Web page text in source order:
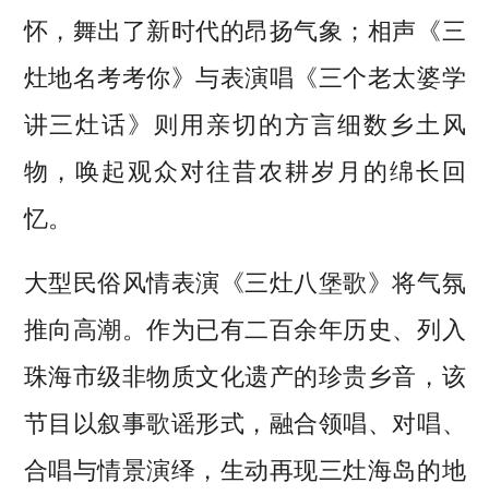
怀，舞出了新时代的昂扬气象；相声《三
灶地名考考你》与表演唱《三个老太婆学
讲三灶话》则用亲切的方言细数乡土风
物，唤起观众对往昔农耕岁月的绵长回
忆。
大型民俗风情表演《三灶八堡歌》将气氛
推向高潮。作为已有二百余年历史、列入
珠海市级非物质文化遗产的珍贵乡音，该
节目以叙事歌谣形式，融合领唱、对唱、
合唱与情景演绎，生动再现三灶海岛的地